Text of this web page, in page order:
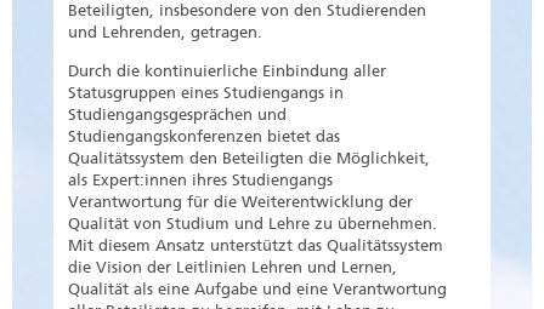
Beteiligten, insbesondere von den Studierenden
und Lehrenden, getragen.
Durch die kontinuierliche Einbindung aller
Statusgruppen eines Studiengangs in
Studiengangsgesprächen und
Studiengangskonferenzen bietet das
Qualitätssystem den Beteiligten die Möglichkeit,
als Expert:innen ihres Studiengangs
Verantwortung für die Weiterentwicklung der
Qualität von Studium und Lehre zu übernehmen.
Mit diesem Ansatz unterstützt das Qualitätssystem
die Vision der Leitlinien Lehren und Lernen,
Qualität als eine Aufgabe und eine Verantwortung